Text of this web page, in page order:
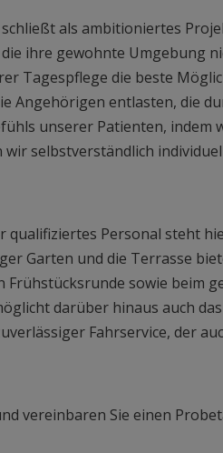
als ambitioniertes
ihre gewohnte Umgebung
Tagespflege die beste
entlasten, die
unserer Patienten, indem
selbstverständlich
qualifiziertes Personal steht
Garten und die Terrasse
sowie beim
darüber hinaus auch
Fahrservice, der
vereinbaren Sie einen